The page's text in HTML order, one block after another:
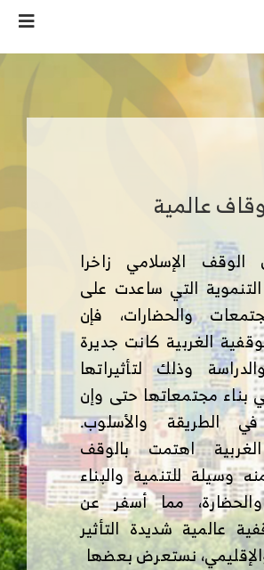
خدماتنا وحلولنا
تواصل معنا
عالمية
الإسلامي زاخرا
التنموية التي ساعدت على
والحضارات، فإن
الغربية كانت جديرة
وذلك لتأثيراتها
بناء مجتمعاتها حتى وإن
الطريقة والأسلوب.
اهتمت بالوقف
وسيلة للتنمية والبناء
مما أسفر عن
عالمية شديدة التأثير
نستعرض بعضها